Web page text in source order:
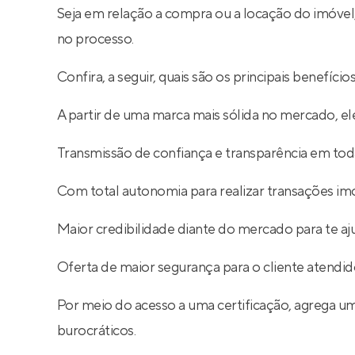
Seja em relação a compra ou a locação do
no processo.
Confira, a seguir, quais são os principais
A partir de uma marca mais sólida no mercado,
Transmissão de confiança e transparência em
Com total autonomia para realizar transações
Maior credibilidade diante do mercado para te
Oferta de maior segurança para o cliente
Por meio do acesso a uma certificação, agrega
burocráticos.